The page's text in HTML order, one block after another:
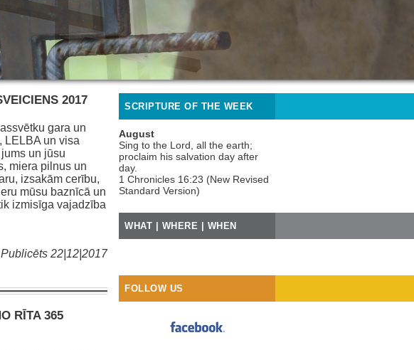
2017
gara un
LELBA un visa
un jūsu
miera pilnus un
izsakām cerību,
mūsu baznīcā un
izmisīga vajadzība
Publicēts 22|12|2017
RĪTA 365
SCRIPTURE OF THE WEEK
August
Sing to the Lord, all the earth;
proclaim his salvation day after
day.
1 Chronicles 16:23 (New Revised
Standard Version)
WHAT | WHERE | WHEN
FOLLOW US